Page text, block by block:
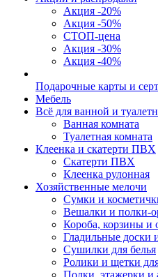
Акция -20%
Акция -50%
СТОП-цена
Акция -30%
Акция -40%
Подарочные карты и
Мебель
Всё для ванной и
Ванная комната
Туалетная комната
Клеенка и скатерти ПВХ
Скатерти ПВХ
Клеенка рулонная
Хозяйственные мелочи
Сумки и
Вешалки и полки-
Короба, корзины и
Гладильные доски
Сушилки для белья
Ролики и щетки
Полки, этажерки и